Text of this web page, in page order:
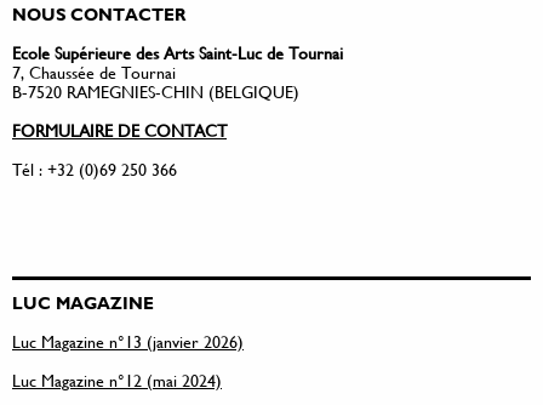
NOUS CONTACTER
Ecole Supérieure des Arts Saint-Luc de Tournai
7, Chaussée de Tournai
B-7520 RAMEGNIES-CHIN (BELGIQUE)
FORMULAIRE DE CONTACT
Tél : +32 (0)69 250 366
LUC MAGAZINE
Luc Magazine n°13 (janvier 2026)
Luc Magazine n°12 (mai 2024)